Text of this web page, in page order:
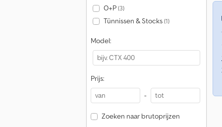
O+P(3)
Tünnissen & Stocks(1)
Model:
Prijs:
-
Zoeken naar brutoprijzen